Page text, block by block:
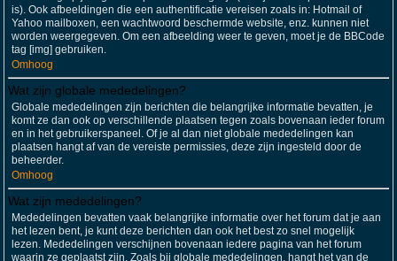
is). Ook afbeeldingen die een authentificatie vereisen zoals in: Hotmail of
Yahoo mailboxen, een wachtwoord beschermde website, enz. kunnen niet
worden weergegeven. Om een afbeelding weer te geven, moet je de BBCode
tag [img] gebruiken.
Omhoog
Wat zijn globale mededelingen?
Globale mededelingen zijn berichten die belangrijke informatie bevatten, je
komt ze dan ook op verschillende plaatsen tegen zoals bovenaan ieder forum
en in het gebruikerspaneel. Of je al dan niet globale mededelingen kan
plaatsen hangt af van de vereiste permissies, deze zijn ingesteld door de
beheerder.
Omhoog
Wat zijn mededelingen?
Mededelingen bevatten vaak belangrijke informatie over het forum dat je aan
het lezen bent, je kunt deze berichten dan ook het best zo snel mogelijk
lezen. Mededelingen verschijnen bovenaan iedere pagina van het forum
waarin ze geplaatst zijn. Zoals bij globale mededelingen, hangt het van de